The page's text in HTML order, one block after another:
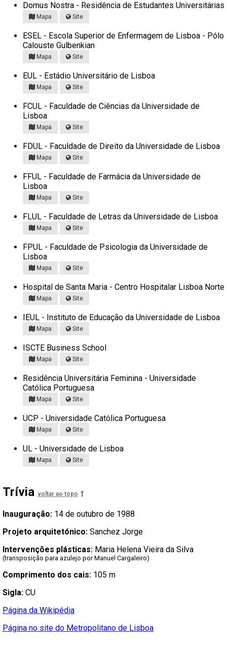
Domus Nostra - Residência de Estudantes Universitárias
Mapa Site
ESEL - Escola Superior de Enfermagem de Lisboa - Pólo
Calouste Gulbenkian
Mapa Site
EUL - Estádio Universitário de Lisboa
Mapa Site
FCUL - Faculdade de Ciências da Universidade de
Lisboa
Mapa Site
FDUL - Faculdade de Direito da Universidade de Lisboa
Mapa Site
FFUL - Faculdade de Farmácia da Universidade de
Lisboa
Mapa Site
FLUL - Faculdade de Letras da Universidade de Lisboa
Mapa Site
FPUL - Faculdade de Psicologia da Universidade de
Lisboa
Mapa Site
Hospital de Santa Maria - Centro Hospitalar Lisboa Norte
Mapa Site
IEUL - Instituto de Educação da Universidade de Lisboa
Mapa Site
ISCTE Business School
Mapa Site
Residência Universitária Feminina - Universidade
Católica Portuguesa
Mapa Site
UCP - Universidade Católica Portuguesa
Mapa Site
UL - Universidade de Lisboa
Mapa Site
Trívia voltar ao topo
Inauguração: 14 de outubro de 1988
Projeto arquitetónico: Sanchez Jorge
Intervenções plásticas: Maria Helena Vieira da Silva
(transposição para azulejo por Manuel Cargaleiro)
Comprimento dos cais: 105 m
Sigla: CU
Página da Wikipédia
Página no site do Metropolitano de Lisboa